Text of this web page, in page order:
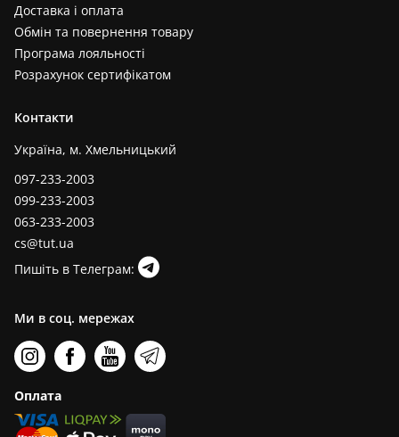
Доставка і оплата
Обмін та повернення товару
Програма лояльності
Розрахунок сертифікатом
Контакти
Україна, м. Хмельницький
097-233-2003
099-233-2003
063-233-2003
cs@tut.ua
Пишіть в Телеграм:
Ми в соц. мережах
Оплата